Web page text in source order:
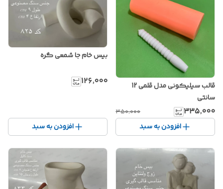
قالب سیلیکونی مدل قلمی 12
سانتی
۳۳۵٬۰۰۰ ۳۵۰٬۰۰۰
افزودن به سبد
بیس خام جا شمعی گره
۱۲۶٬۰۰۰
افزودن به سبد